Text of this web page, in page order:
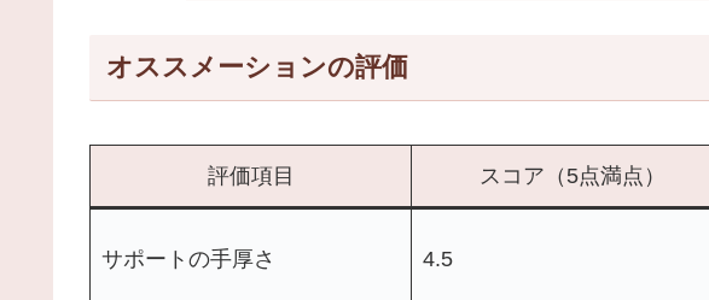
オススメーションの評価
評価項目 スコア（5点満点）
サポートの手厚さ 4.5